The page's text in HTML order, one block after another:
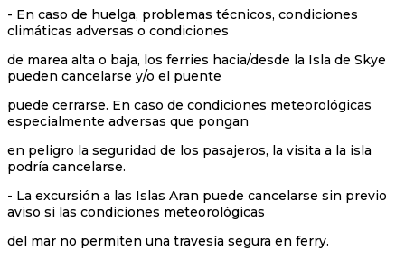
- En caso de huelga, problemas técnicos, condiciones
climáticas adversas o condiciones
de marea alta o baja, los ferries hacia/desde la Isla de Skye
pueden cancelarse y/o el puente
puede cerrarse. En caso de condiciones meteorológicas
especialmente adversas que pongan
en peligro la seguridad de los pasajeros, la visita a la isla
podría cancelarse.
- La excursión a las Islas Aran puede cancelarse sin previo
aviso si las condiciones meteorológicas
del mar no permiten una travesía segura en ferry.